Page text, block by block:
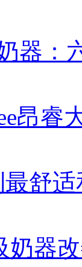
器：
昂睿
舒
奶器